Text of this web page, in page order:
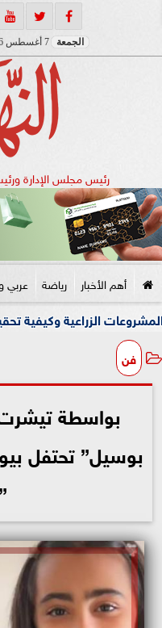
الجمعة 7 أغسطس 2026
رئيس مجلس الإدارة
أهم الأخبار رياضة عربي
وكيفية تحقيق الاكتفاء
فن
بواسطة
بوسيل” تحتفل